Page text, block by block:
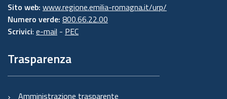
Sito web: www.regione.emilia-romagna.it/urp/
Numero verde: 800.66.22.00
Scrivici: e-mail - PEC
Trasparenza
Amministrazione trasparente